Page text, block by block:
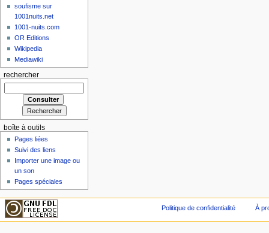
soufisme sur
1001nuits.net
1001-nuits.com
OR Editions
Wikipedia
Mediawiki
rechercher
boîte à outils
Pages liées
Suivi des liens
Importer une image ou
un son
Pages spéciales
Politique de confidentialité À